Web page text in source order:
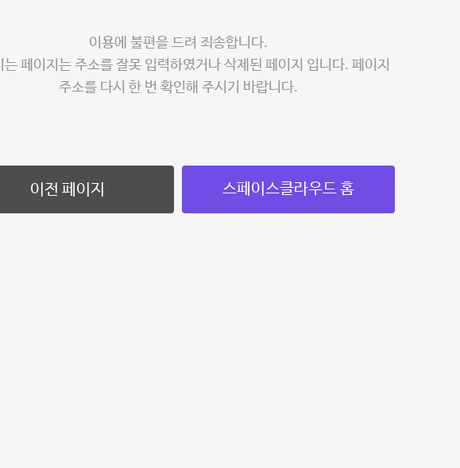
이용에 불편을 드려 죄송합니다.
는 페이지는 주소를 잘못 입력하였거나 삭제된 페이지 입니다. 페이지
주소를 다시 한 번 확인해 주시기 바랍니다.
이전 페이지 스페이스클라우드 홈